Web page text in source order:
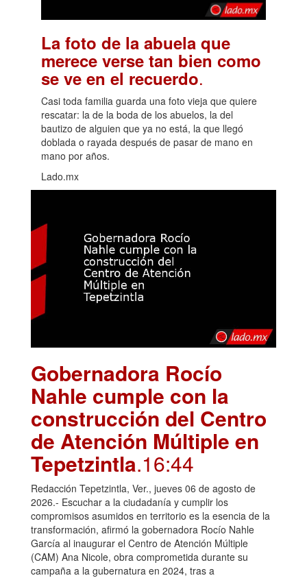
La foto de la abuela que
merece verse tan bien como
se ve en el recuerdo.
Casi toda familia guarda una foto vieja que quiere
rescatar: la de la boda de los abuelos, la del
bautizo de alguien que ya no está, la que llegó
doblada o rayada después de pasar de mano en
mano por años.
Lado.mx
Gobernadora Rocío
Nahle cumple con la
construcción del Centro
de Atención Múltiple en
Tepetzintla.16:44
Redacción Tepetzintla, Ver., jueves 06 de agosto de
2026.- Escuchar a la ciudadanía y cumplir los
compromisos asumidos en territorio es la esencia de la
transformación, afirmó la gobernadora Rocío Nahle
García al inaugurar el Centro de Atención Múltiple
(CAM) Ana Nicole, obra comprometida durante su
campaña a la gubernatura en 2024, tras a